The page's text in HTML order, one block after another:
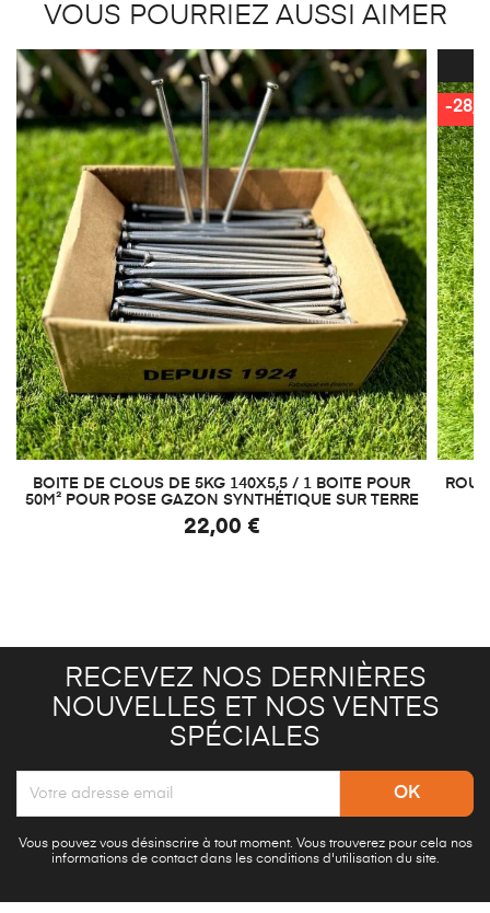
VOUS POURRIEZ AUSSI AIMER
BOITE DE CLOUS DE 5KG 140X5,5 / 1 BOITE POUR
50M² POUR POSE GAZON SYNTHÉTIQUE SUR TERRE
22,00 €
-
RECEVEZ NOS DERNIÈRES
NOUVELLES ET NOS VENTES
SPÉCIALES
Vous pouvez vous désinscrire à tout moment. Vous trouverez pour cela nos
informations de contact dans les conditions d'utilisation du site.